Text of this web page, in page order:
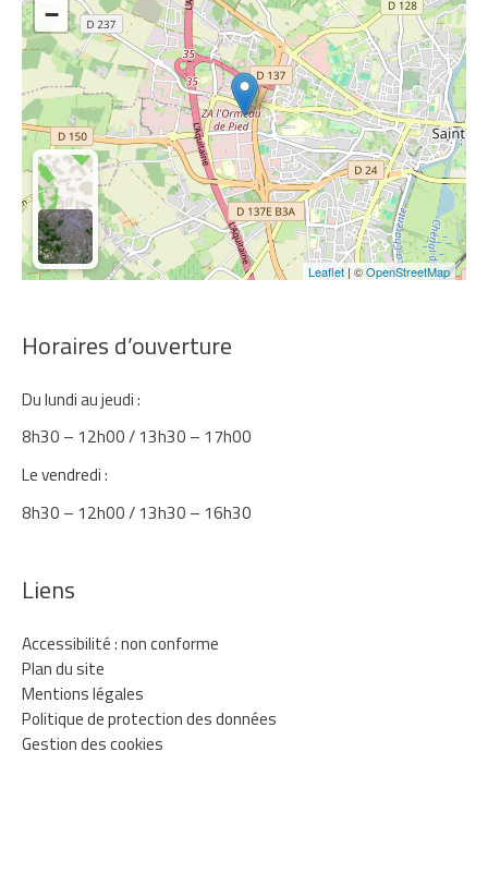
−
Leaflet | ©OpenStreetMap
Horaires d’ouverture
Du lundi au jeudi :
8h30 – 12h00 / 13h30 – 17h00
Le vendredi :
8h30 – 12h00 / 13h30 – 16h30
Liens
Accessibilité : non conforme
Plan du site
Mentions légales
Politique de protection des données
Gestion des cookies